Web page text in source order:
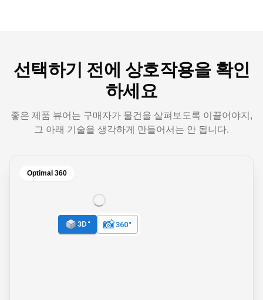
선택하기 전에 상호작용을 확인
하세요
좋은 제품 뷰어는 구매자가 물건을 살펴보도록 이끌어야지,
그 아래 기술을 생각하게 만들어서는 안 됩니다.
Optimal 360